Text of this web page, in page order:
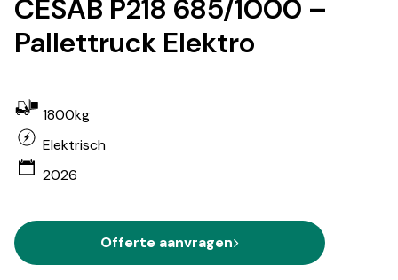
CESAB P218 685/1000 –
Pallettruck Elektro
1800kg
Elektrisch
2026
Offerte aanvragen